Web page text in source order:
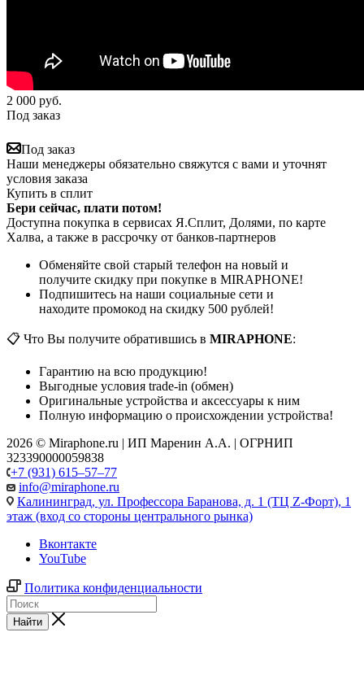
2 000 руб.
Под заказ
Под заказ
Наши менеджеры обязательно свяжутся с вами и уточнят
условия заказа
Купить в сплит
Бери сейчас, плати потом!
Доступна покупка в сервисах Я.Сплит, Долями, по карте
Халва, а также в рассрочку от банков-партнеров
Обменяйте свой старый телефон на новый и
получите скидку при покупке в MIRAPHONE!
Подпишитесь на наши социальные сети и
находите промокод на скидку 500 рублей!
📋 Что Вы получите обратившись в MIRAPHONE:
Гарантию на всю продукцию!
Выгодные условия trade-in (обмен)
Оригинальные устройства и аксессуары к ним
Полную информацию о происхождении устройства!
2026 © Miraphone.ru | ИП Маренин А.А. | ОГРНИП
323390000059838
+7 (931) 615‒57‒77
info@miraphone.ru
Калининград, ул. Профессора Баранова, д. 1 (ТЦ Z-Форт), 1
этаж (вход со стороны центрального рынка)
Вконтакте
YouTube
Политика конфиденциальности
Найти